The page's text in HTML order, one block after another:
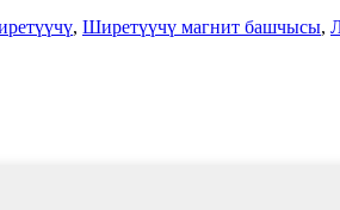
, Ширетүүчү магнит башчысы,